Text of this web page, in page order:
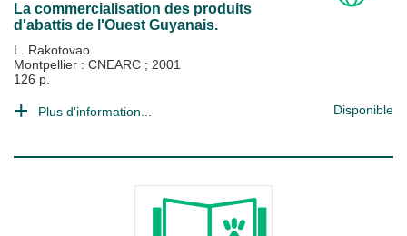
La commercialisation des produits
d'abattis de l'Ouest Guyanais.
L. Rakotovao
Montpellier : CNEARC ; 2001
126 p.
Plus d'information... Disponible